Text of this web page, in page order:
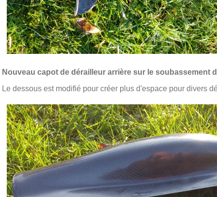
Nouveau capot de dérailleur arrière sur le soubassement
Le dessous est modifié pour créer plus d'espace pour divers